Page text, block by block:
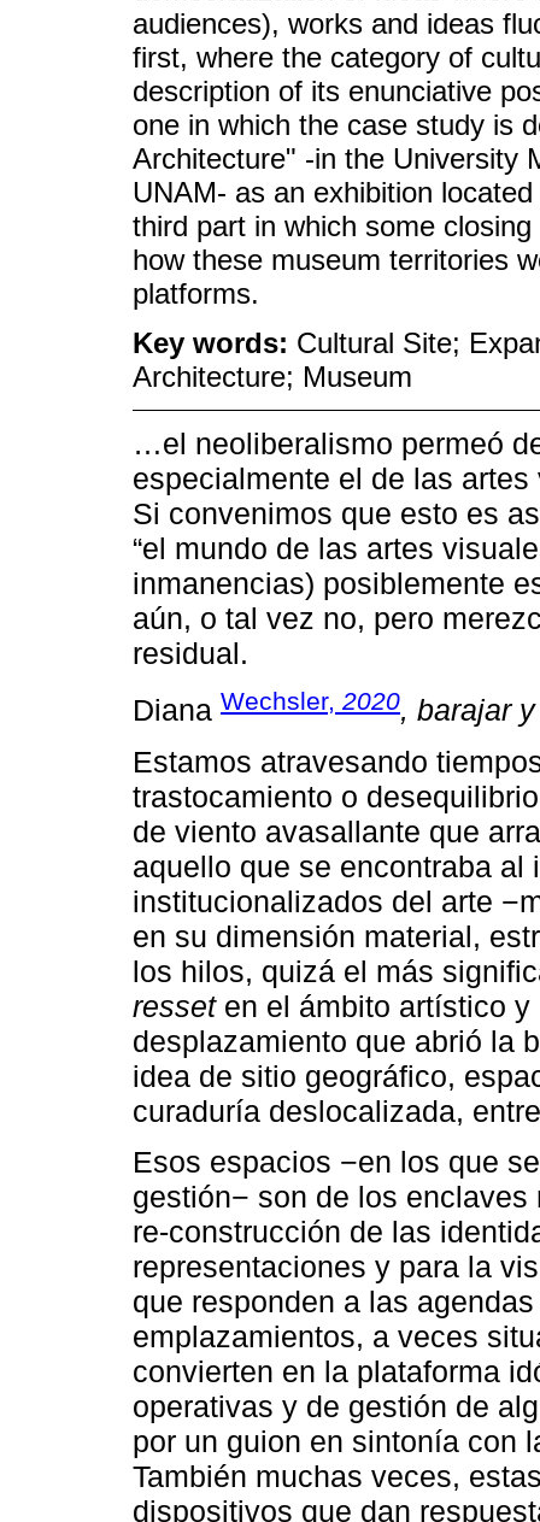
audiences), works and ideas
first, where the category of
description of its enunciative
one in which the case study is
Architecture" -in the University
UNAM- as an exhibition
third part in which some
how these museum territories
platforms.
Key words: Cultural Site;
Architecture; Museum
…el neoliberalismo permeó
especialmente el de las
Si convenimos que esto es
“el mundo de las artes
inmanencias) posiblemente
aún, o tal vez no, pero
residual.
Diana Wechsler, 2020, barajar
Estamos atravesando
trastocamiento o
de viento avasallante que
aquello que se encontraba al
institucionalizados del arte
en su dimensión material,
los hilos, quizá el más
resseten el ámbito artístico y
desplazamiento que abrió la
idea de sitio geográfico,
curaduría deslocalizada,
Esos espacios −en los que
gestión− son de los
re-construcción de las
representaciones y para la
que responden a las
emplazamientos, a veces
convierten en la plataforma
operativas y de gestión de
por un guion en sintonía con
También muchas veces,
dispositivos que dan